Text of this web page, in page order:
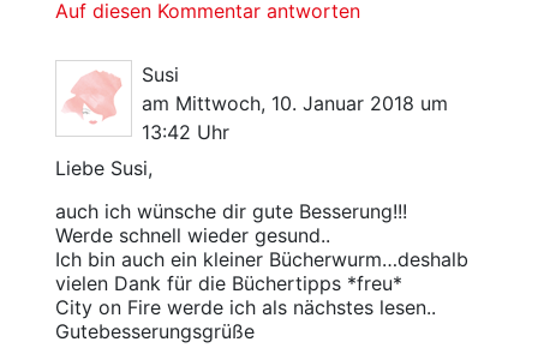
Auf diesen Kommentar antworten
Susi
am Mittwoch, 10. Januar 2018 um
13:42 Uhr
Liebe Susi,
auch ich wünsche dir gute Besserung!!!
Werde schnell wieder gesund..
Ich bin auch ein kleiner Bücherwurm…deshalb
vielen Dank für die Büchertipps *freu*
City on Fire werde ich als nächstes lesen..
Gutebesserungsgrüße